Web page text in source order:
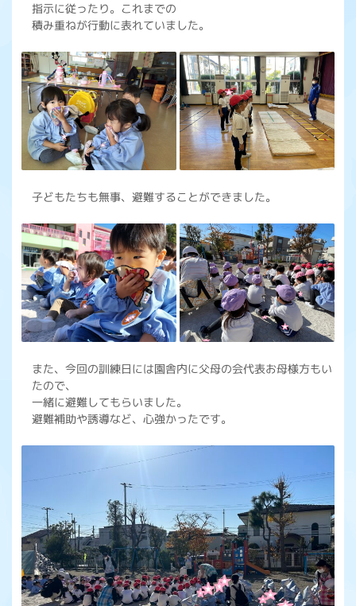
指示に従ったり。これまでの
積み重ねが行動に表れていました。
子どもたちも無事、避難することができました。
また、今回の訓練日には園舎内に父母の会代表お母様方もい
たので、
一緒に避難してもらいました。
避難補助や誘導など、心強かったです。